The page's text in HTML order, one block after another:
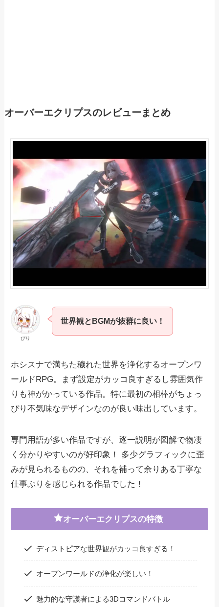
オーバーエクリプスのレビューまとめ
ぴり
世界観とBGMが抜群に良い！
ホシスナで満ちた穢れた世界を浄化するオープンワ
ールドRPG。まず設定がカッコ良すぎるし雰囲気作
りも神がかっている作品。特に最初の相棒がちょっ
ぴり不気味なデザインなのが良い味出しています。
専門用語が多い作品ですが、逐一説明が図解で物凄
く分かりやすいのが好印象！ 多少グラフィックに歪
みが見られるものの、それを補って余りある丁寧な
仕事ぶりを感じられる作品でした！
オーバーエクリプスの特徴
ディストピアな世界観がカッコ良すぎる！
オープンワールドの浄化が楽しい！
魅力的な守護者による3Dコマンドバトル